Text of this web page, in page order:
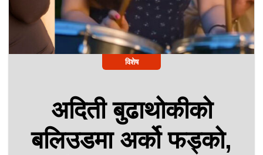
विशेष
अदिती बुढाथोकीको
बलिउडमा अर्को फड्को,